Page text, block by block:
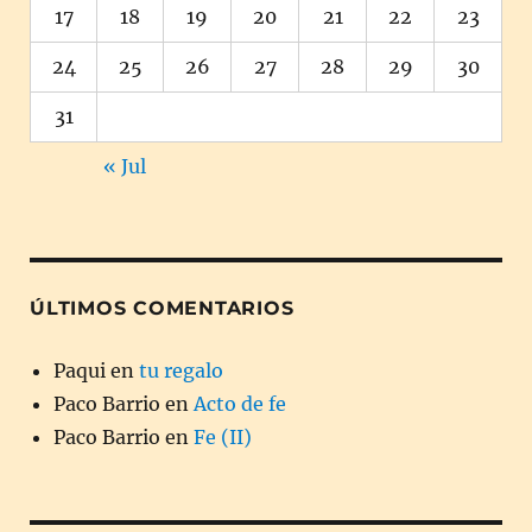
17 18 19 20 21 22 23
24 25 26 27 28 29 30
31
« Jul
ÚLTIMOS COMENTARIOS
Paqui en tu regalo
Paco Barrio en Acto de fe
Paco Barrio en Fe (II)